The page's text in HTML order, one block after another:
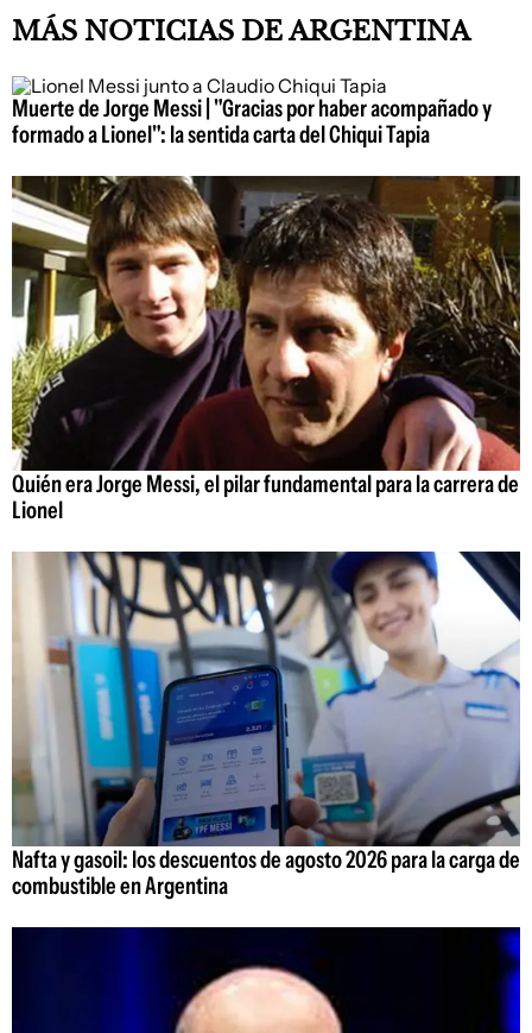
MÁS NOTICIAS DE ARGENTINA
Muerte de Jorge Messi | "Gracias por haber acompañado y
formado a Lionel": la sentida carta del Chiqui Tapia
Quién era Jorge Messi, el pilar fundamental para la carrera de
Lionel
Nafta y gasoil: los descuentos de agosto 2026 para la carga de
combustible en Argentina